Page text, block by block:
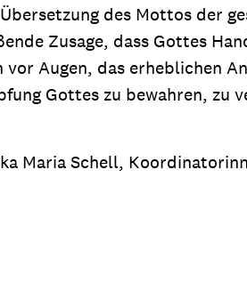
des Mottos der
Zusage, dass Gottes
vor Augen, das erheblichen
Gottes zu bewahren, zu
Maria Schell,